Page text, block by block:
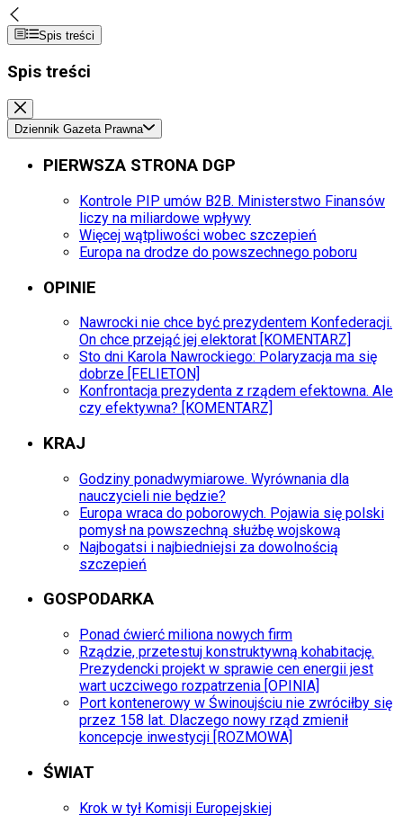
Spis treści
Spis treści
Dziennik Gazeta Prawna
PIERWSZA STRONA DGP
Kontrole PIP umów B2B. Ministerstwo Finansów
liczy na miliardowe wpływy
Więcej wątpliwości wobec szczepień
Europa na drodze do powszechnego poboru
OPINIE
Nawrocki nie chce być prezydentem Konfederacji.
On chce przejąć jej elektorat [KOMENTARZ]
Sto dni Karola Nawrockiego: Polaryzacja ma się
dobrze [FELIETON]
Konfrontacja prezydenta z rządem efektowna. Ale
czy efektywna? [KOMENTARZ]
KRAJ
Godziny ponadwymiarowe. Wyrównania dla
nauczycieli nie będzie?
Europa wraca do poborowych. Pojawia się polski
pomysł na powszechną służbę wojskową
Najbogatsi i najbiedniejsi za dowolnością
szczepień
GOSPODARKA
Ponad ćwierć miliona nowych firm
Rządzie, przetestuj konstruktywną kohabitację.
Prezydencki projekt w sprawie cen energii jest
wart uczciwego rozpatrzenia [OPINIA]
Port kontenerowy w Świnoujściu nie zwróciłby się
przez 158 lat. Dlaczego nowy rząd zmienił
koncepcje inwestycji [ROZMOWA]
ŚWIAT
Krok w tył Komisji Europejskiej